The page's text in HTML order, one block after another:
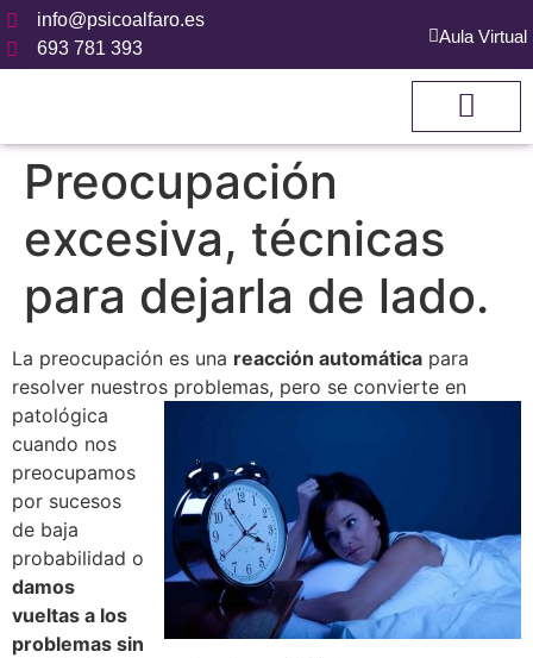
info@psicoalfaro.es
693 781 393
Aula Virtual
Preocupación
excesiva, técnicas
para dejarla de lado.
La preocupación es una reacción automática para
resolver nuestros problemas, pero se convierte en
patológica
cuando nos
preocupamos
por sucesos
de baja
probabilidad o
damos
vueltas a los
problemas sin